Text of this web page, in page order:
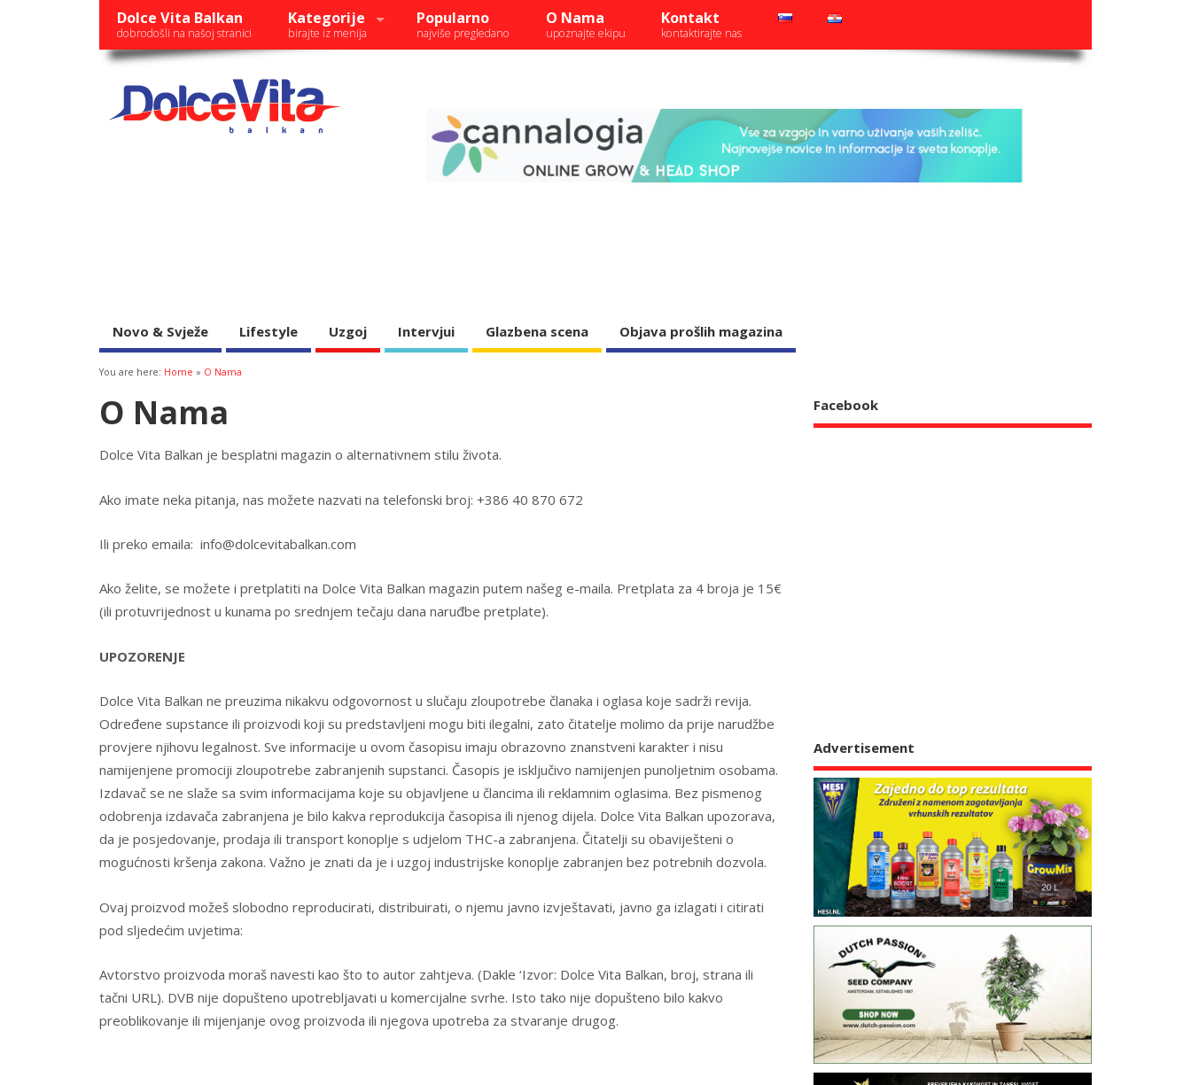
Dolce Vita Balkan
dobrodošli na našoj stranici
Kategorije
birajte iz menija
Popularno
najviše pregledano
O Nama
upoznajte ekipu
Kontakt
kontaktirajte nas
Novo & Svježe Lifestyle Uzgoj Intervjui Glazbena scena Objava prošlih magazina
You are here: Home » O Nama
O Nama
Dolce Vita Balkan je besplatni magazin o alternativnem stilu života.
Ako imate neka pitanja, nas možete nazvati na telefonski broj: +386 40 870 672
Ili preko emaila: info@dolcevitabalkan.com
Ako želite, se možete i pretplatiti na Dolce Vita Balkan magazin putem našeg e-maila. Pretplata za 4 broja je 15€
(ili protuvrijednost u kunama po srednjem tečaju dana naruđbe pretplate).
UPOZORENJE
Dolce Vita Balkan ne preuzima nikakvu odgovornost u slučaju zloupotrebe članaka i oglasa koje sadrži revija.
Određene supstance ili proizvodi koji su predstavljeni mogu biti ilegalni, zato čitatelje molimo da prije narudžbe
provjere njihovu legalnost. Sve informacije u ovom časopisu imaju obrazovno znanstveni karakter i nisu
namijenjene promociji zloupotrebe zabranjenih supstanci. Časopis je isključivo namijenjen punoljetnim osobama.
Izdavač se ne slaže sa svim informacijama koje su objavljene u člancima ili reklamnim oglasima. Bez pismenog
odobrenja izdavača zabranjena je bilo kakva reprodukcija časopisa ili njenog dijela. Dolce Vita Balkan upozorava,
da je posjedovanje, prodaja ili transport konoplje s udjelom THC-a zabranjena. Čitatelji su obaviješteni o
mogućnosti kršenja zakona. Važno je znati da je i uzgoj industrijske konoplje zabranjen bez potrebnih dozvola.
Ovaj proizvod možeš slobodno reproducirati, distribuirati, o njemu javno izvještavati, javno ga izlagati i citirati
pod sljedećim uvjetima:
Avtorstvo proizvoda moraš navesti kao što to autor zahtjeva. (Dakle ‘Izvor: Dolce Vita Balkan, broj, strana ili
tačni URL). DVB nije dopušteno upotrebljavati u komercijalne svrhe. Isto tako nije dopušteno bilo kakvo
preoblikovanje ili mijenjanje ovog proizvoda ili njegova upotreba za stvaranje drugog.
Facebook
Advertisement